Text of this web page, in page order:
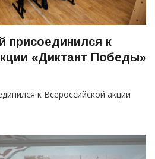
присоединился к
«Диктант Победы»
к Всероссийской акции